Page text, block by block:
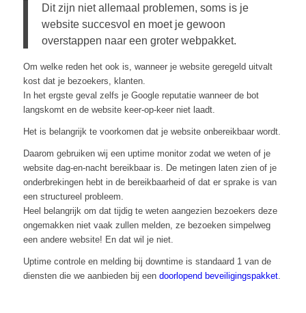
Dit zijn niet allemaal problemen, soms is je
website succesvol en moet je gewoon
overstappen naar een groter webpakket.
Om welke reden het ook is, wanneer je website geregeld uitvalt
kost dat je bezoekers, klanten.
In het ergste geval zelfs je Google reputatie wanneer de bot
langskomt en de website keer-op-keer niet laadt.
Het is belangrijk te voorkomen dat je website onbereikbaar wordt.
Daarom gebruiken wij een uptime monitor zodat we weten of je
website dag-en-nacht bereikbaar is. De metingen laten zien of je
onderbrekingen hebt in de bereikbaarheid of dat er sprake is van
een structureel probleem.
Heel belangrijk om dat tijdig te weten aangezien bezoekers deze
ongemakken niet vaak zullen melden, ze bezoeken simpelweg
een andere website! En dat wil je niet.
Uptime controle en melding bij downtime is standaard 1 van de
diensten die we aanbieden bij een doorlopend beveiligingspakket.